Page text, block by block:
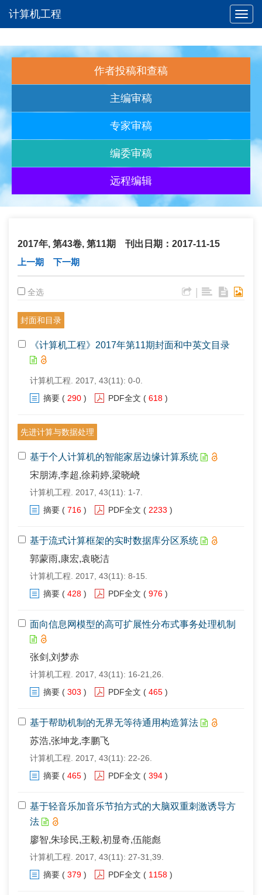
计算机工程
作者投稿和查稿
主编审稿
专家审稿
编委审稿
远程编辑
2017年, 第43卷, 第11期 刊出日期：2017-11-15
上一期
下一期
全选
封面和目录
《计算机工程》2017年第11期封面和中英文目录
计算机工程. 2017, 43(11): 0-0.
摘要 ( 290 ) PDF全文 ( 618 )
先进计算与数据处理
基于个人计算机的智能家居边缘计算系统
宋朋涛,李超,徐莉婷,梁晓峣
计算机工程. 2017, 43(11): 1-7.
摘要 ( 716 ) PDF全文 ( 2233 )
基于流式计算框架的实时数据库分区系统
郭蒙雨,康宏,袁晓洁
计算机工程. 2017, 43(11): 8-15.
摘要 ( 428 ) PDF全文 ( 976 )
面向信息网模型的高可扩展性分布式事务处理机制
张剑,刘梦赤
计算机工程. 2017, 43(11): 16-21,26.
摘要 ( 303 ) PDF全文 ( 465 )
基于帮助机制的无界无等待通用构造算法
苏浩,张坤龙,李鹏飞
计算机工程. 2017, 43(11): 22-26.
摘要 ( 465 ) PDF全文 ( 394 )
基于轻音乐加音乐节拍方式的大脑双重刺激诱导方
法
廖智,朱珍民,王毅,初显奇,伍能彪
计算机工程. 2017, 43(11): 27-31,39.
摘要 ( 379 ) PDF全文 ( 1158 )